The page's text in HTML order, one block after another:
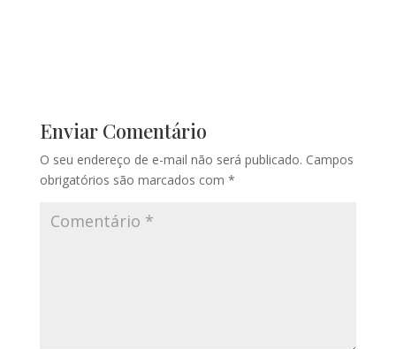
Enviar Comentário
O seu endereço de e-mail não será publicado. Campos
obrigatórios são marcados com *